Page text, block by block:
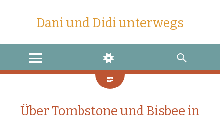
Dani und Didi unterwegs
MENU
WIDGETS
SEARCH
Über Tombstone und Bisbee in